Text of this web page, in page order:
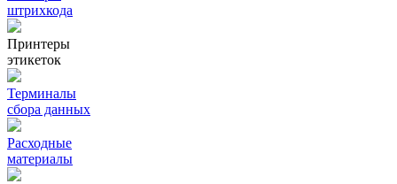
штрихкода
Принтеры
этикеток
Терминалы
сбора данных
Расходные
материалы